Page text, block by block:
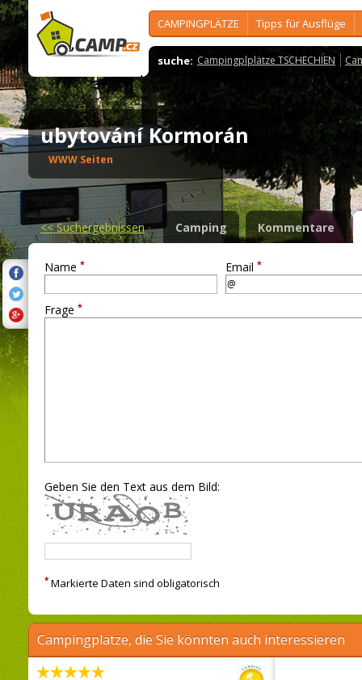
CAMPINGPLÄTZE Tipps für Ausflüge
suche: Campingplplätze TSCHECHIEN
ubytování Kormorán
WWW Seiten
<<Suchergebnissen Camping Kommentare
Name * Email *
Frage *
Geben Sie den Text aus dem Bild:
* Markierte Daten sind obligatorisch
Campingplätze, die Sie könnten auch interessieren